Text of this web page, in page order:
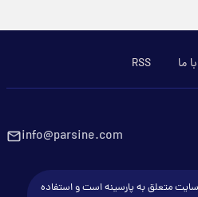
ما RSS
info@parsine.com
متعلق به پارسینه است و استفاده